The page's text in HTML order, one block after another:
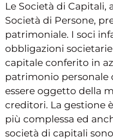
Le Società di Capitali,
Società di Persone,
patrimoniale. I soci
obbligazioni
capitale conferito in
patrimonio personale
essere oggetto della
creditori. La gestione
più complessa ed
società di capitali